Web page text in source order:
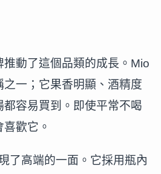
動了這個品類的成長。Mio
一；它果香明顯、酒精度
容易買到。即使平常不喝
歡它。
了高端的一面。它採用瓶內